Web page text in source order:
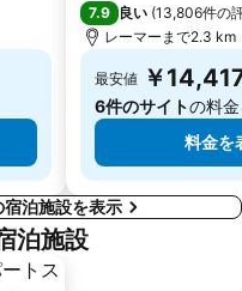
7.9 良い (13,806件の
レーマーまで2.3 km
最安値 ￥
6件のサイトの料
料金を
泊施設を表示
泊施設